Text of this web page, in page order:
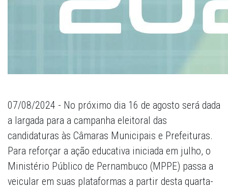
07/08/2024 - No próximo dia 16 de agosto será dada
a largada para a campanha eleitoral das
candidaturas às Câmaras Municipais e Prefeituras.
Para reforçar a ação educativa iniciada em julho, o
Ministério Público de Pernambuco (MPPE) passa a
veicular em suas plataformas a partir desta quarta-